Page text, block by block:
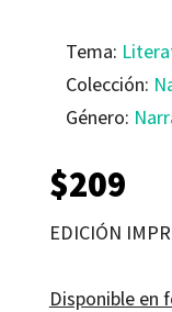
Tema:
Colección:
Género:
$209
EDICIÓN
Disponible en